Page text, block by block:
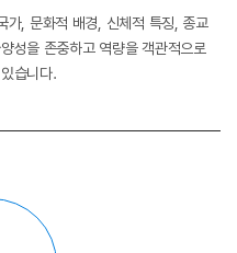
가, 문화적 배경, 신체적 특징, 종교
성을 존중하고 역량을 객관적으로
습니다.